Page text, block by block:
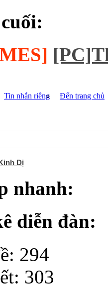
Tin nhắn riêng Đến trang chủ
Dị
nhanh:
diễn đàn:
294
303